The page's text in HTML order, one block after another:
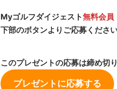
Myゴルフダイジェスト無料会員
下部のボタンよりご応募ください
このプレゼントの応募は締め切
プレゼントに応募する